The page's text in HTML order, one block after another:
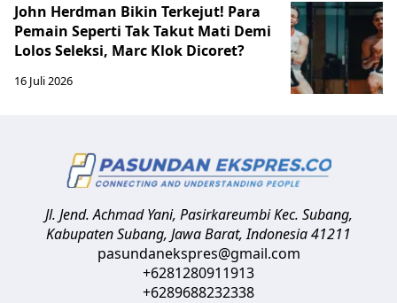
John Herdman Bikin Terkejut! Para
Pemain Seperti Tak Takut Mati Demi
Lolos Seleksi, Marc Klok Dicoret?
16 Juli 2026
Jl. Jend. Achmad Yani, Pasirkareumbi Kec. Subang,
Kabupaten Subang, Jawa Barat,Indonesia41211
pasundanekspres@gmail.com
+6281280911913
+6289688232338